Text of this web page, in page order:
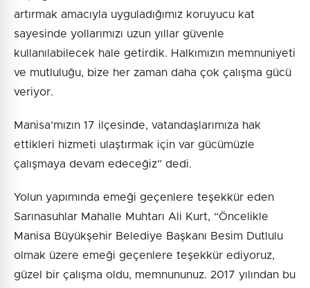
artırmak amacıyla uyguladığımız koruyucu kat
sayesinde yollarımızı uzun yıllar güvenle
kullanılabilecek hale getirdik. Halkımızın memnuniyeti
ve mutluluğu, bize her zaman daha çok çalışma gücü
veriyor.
Manisa’mızın 17 ilçesinde, vatandaşlarımıza hak
ettikleri hizmeti ulaştırmak için var gücümüzle
çalışmaya devam edeceğiz” dedi.
Yolun yapımında emeği geçenlere teşekkür eden
Sarınasuhlar Mahalle Muhtarı Ali Kurt, “Öncelikle
Manisa Büyükşehir Belediye Başkanı Besim Dutlulu
olmak üzere emeği geçenlere teşekkür ediyoruz,
güzel bir çalışma oldu, memnununuz. 2017 yılından bu